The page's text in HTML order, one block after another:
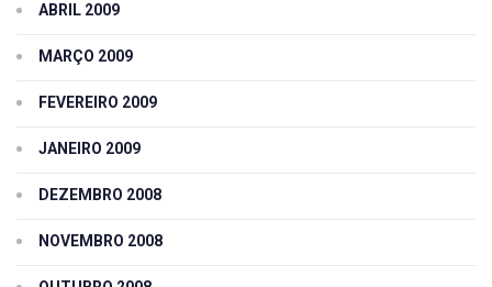
ABRIL 2009
MARÇO 2009
FEVEREIRO 2009
JANEIRO 2009
DEZEMBRO 2008
NOVEMBRO 2008